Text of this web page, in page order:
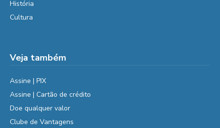
História
Cultura
Veja também
Assine | PIX
Assine | Cartão de crédito
Doe qualquer valor
Clube de Vantagens